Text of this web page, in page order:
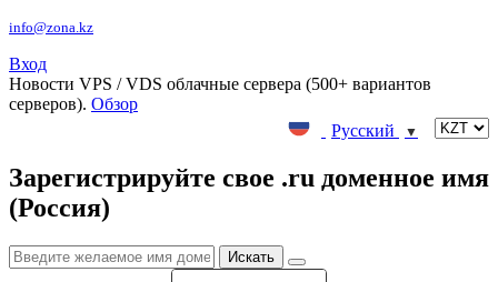
info@zona.kz
Вход
Новости VPS / VDS облачные сервера (500+ вариантов
серверов). Обзор
Русский
▼
Зарегистрируйте свое .ru доменное имя
(Россия)